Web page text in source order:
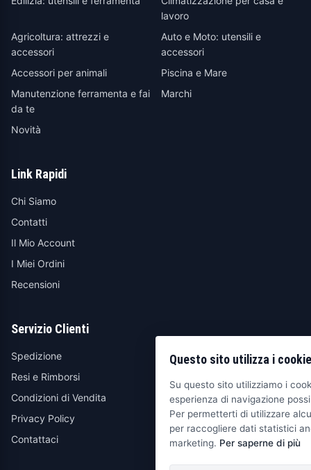
lavoro
Agricoltura: attrezzi e
accessori
Auto e Moto: utensili e
accessori
Accessori per animali
Piscina e Mare
Manutenzione ferramenta e fai
da te
Marchi
Novità
Link Rapidi
Chi Siamo
Contatti
Il Mio Account
I Miei Ordini
Recensioni
Servizio Clienti
Spedizione
Resi e Rimborsi
Condizioni di Vendita
Privacy Policy
Contattaci
Questo sito utilizza i cookie
Su questo sito utilizziamo i
esperienza di navigazione
Per permetterti di utilizzare
per raccogliere dati statistici
marketing. Per saperne di più